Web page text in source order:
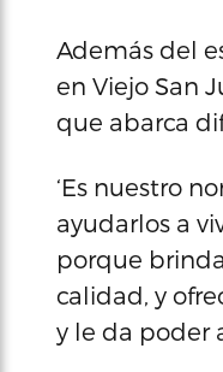
Además del
en Viejo San
que abarca
‘Es nuestro
ayudarlos a
porque
calidad, y
y le da poder